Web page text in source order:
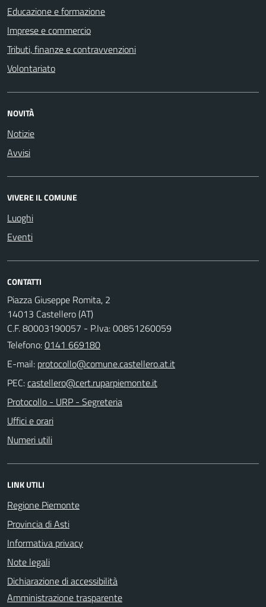
Educazione e formazione
Imprese e commercio
Tributi, finanze e contravvenzioni
Volontariato
NOVITÀ
Notizie
Avvisi
VIVERE IL COMUNE
Luoghi
Eventi
CONTATTI
Piazza Giuseppe Romita, 2
14013 Castellero (AT)
C.F. 80003190057 - P.Iva: 00851260059
Telefono:0141 669180
E-mail:
PEC:
Protocollo - URP - Segreteria
Uffici e orari
Numeri utili
LINK UTILI
Regione Piemonte
Provincia di Asti
Informativa privacy
Note legali
Dichiarazione di accessibilità
Amministrazione trasparente